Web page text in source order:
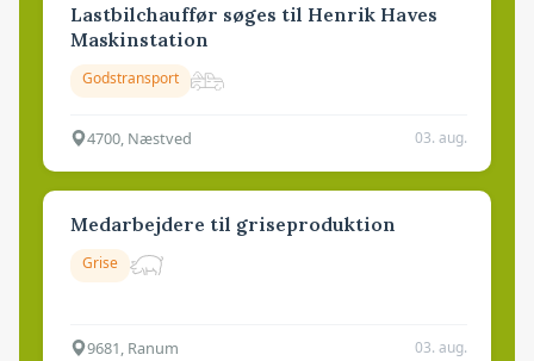
Lastbilchauffør søges til Henrik Haves
Maskinstation
Godstransport
4700, Næstved 03. aug.
Medarbejdere til griseproduktion
Grise
9681, Ranum 03. aug.